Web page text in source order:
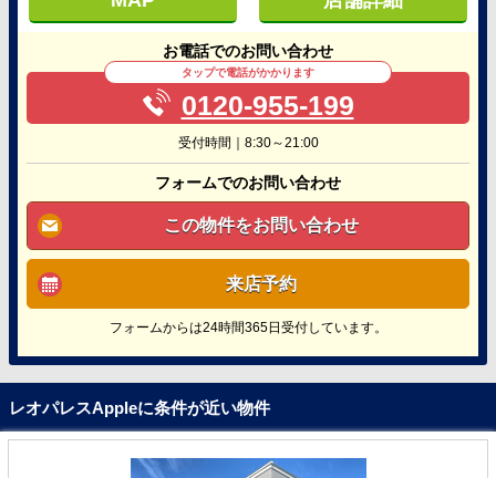
お電話でのお問い合わせ
タップで電話がかかります
0120-955-199
受付時間｜8:30～21:00
フォームでのお問い合わせ
この物件をお問い合わせ
来店予約
フォームからは24時間365日受付しています。
レオパレスAppleに条件が近い物件